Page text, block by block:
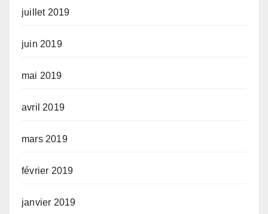
juillet 2019
juin 2019
mai 2019
avril 2019
mars 2019
février 2019
janvier 2019